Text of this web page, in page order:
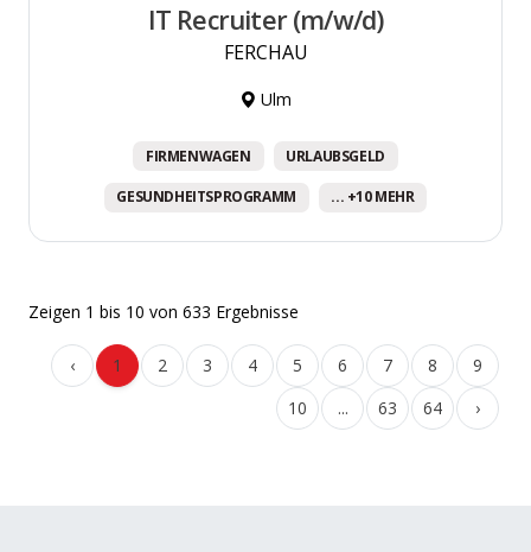
IT Recruiter (m/w/d)
FERCHAU
Ulm
FIRMENWAGEN URLAUBSGELD
GESUNDHEITSPROGRAMM ... +10 MEHR
Zeigen 1 bis 10 von 633 Ergebnisse
‹ 1 2 3 4 5 6 7 8
9
10
... 63 64 ›